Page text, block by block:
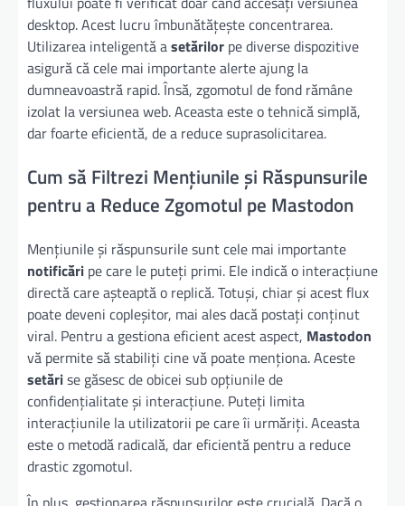
desktop. Acest lucru îmbunătățește concentrarea.
Utilizarea inteligentă asetărilor pe diverse dispozitive
asigură că cele mai importante alerte ajung la
dumneavoastră rapid. Însă, zgomotul de fond rămâne
izolat la versiunea web. Aceasta este o tehnică simplă,
dar foarte eficientă, de a reduce suprasolicitarea.
Cum să Filtrezi Mențiunile și Răspunsurile
pentru a Reduce Zgomotul pe Mastodon
Mențiunile și răspunsurile sunt cele mai importante
notificări pe care le puteți primi. Ele indică o interacțiune
directă care așteaptă o replică. Totuși, chiar și acest flux
poate deveni copleșitor, mai ales dacă postați conținut
viral. Pentru a gestiona eficient acest aspect, Mastodon
vă permite să stabiliți cine vă poate menționa. Aceste
setărise găsesc de obicei sub opțiunile de
confidențialitate și interacțiune. Puteți limita
interacțiunile la utilizatorii pe care îi urmăriți. Aceasta
este o metodă radicală, dar eficientă pentru a reduce
drastic zgomotul.